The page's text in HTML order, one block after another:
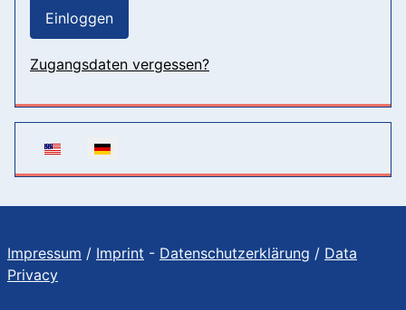
Einloggen
Zugangsdaten vergessen?
Sprache auswählen
Impressum / Imprint - Datenschutzerklärung / Data
Privacy